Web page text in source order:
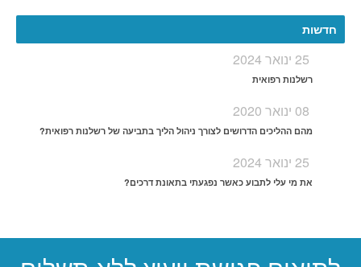
חדשות
25 ינואר 2024
רשלנות רפואית
08 ינואר 2020
מהם ההליכים הדרושים לצורך ניהול הליך בתביעה של רשלנות רפואית?
25 ינואר 2024
את מי עלי לתבוע כאשר נפגעתי בתאונת דרכים?